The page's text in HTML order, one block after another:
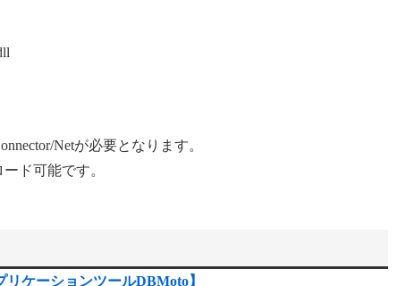
Netが必要となります。
ド可能です。
ケーションツールDBMoto】